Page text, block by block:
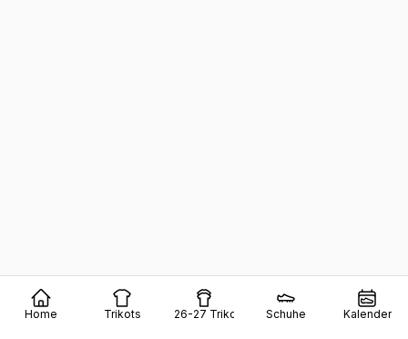
Home Trikots 26-27 Trikots Schuhe Kalender
Die neuen Adidas F50+Schuhehaben ein besseres